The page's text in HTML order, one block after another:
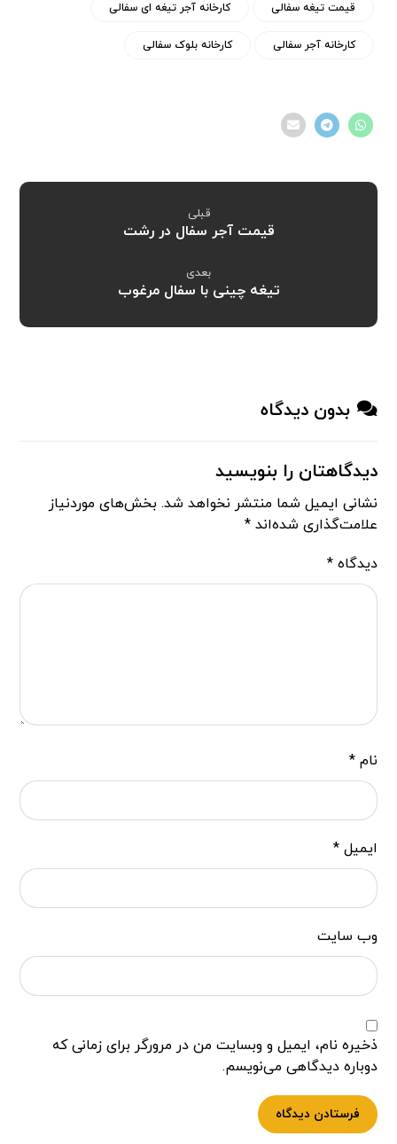
قیمت تیغه سفالی کارخانه آجر تیغه ای سفالی
کارخانه آجر سفالی کارخانه بلوک سفالی
قبلی
قیمت آجر سفال در رشت
بعدی
تیغه چینی با سفال مرغوب
بدون دیدگاه
دیدگاهتان را بنویسید
نشانی ایمیل شما منتشر نخواهد شد. بخش‌های موردنیاز
علامت‌گذاری شده‌اند*
دیدگاه*
نام*
ایمیل*
وب‌ سایت
ذخیره نام، ایمیل و وبسایت من در مرورگر برای زمانی که
دوباره دیدگاهی می‌نویسم.
فرستادن دیدگاه